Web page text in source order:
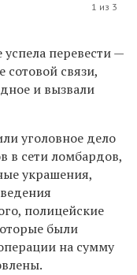
1 из 3
перевести —
сотовой связи,
и вызвали
уголовное дело
в сети ломбардов,
украшения,
полицейские
были
на сумму